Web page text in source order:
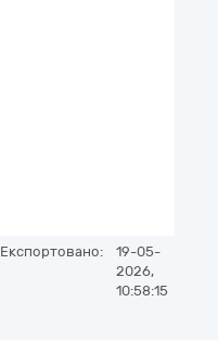
Експортовано:
19-05-
2026,
10:58:15